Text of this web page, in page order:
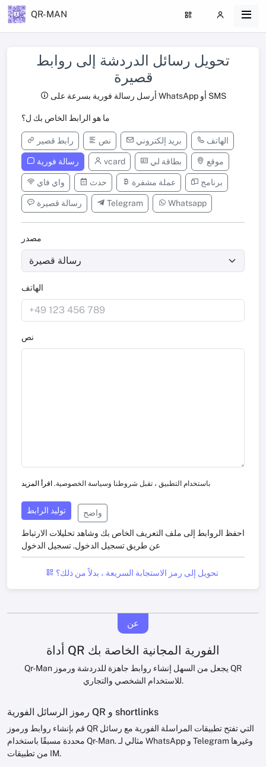
QR-MAN
تحويل رسائل الدردشة إلى روابط
قصيرة
أرسل رسالة فورية بسرعة على WhatsApp أو SMS
ما هو الرابط الخاص بك ل؟
رابط قصير نص بريد إلكتروني الهاتف
رسالة فورية vcard بطاقة لي موقع
واي فاي حدث عملة مشفرة برنامج
رسالة قصيرة Telegram Whatsapp
مصدر
الهاتف
نص
باستخدام التطبيق ، تقبل شروطنا وسياسة الخصوصية. اقرأ المزيد
توليد الرابط واضح
احفظ الروابط إلى ملف التعريف الخاص بك وشاهد تحليلات الارتباط
عن طريق تسجيل الدخول.تسجيل الدخول
تحويل إلى رمز الاستجابة السريعة ، بدلاً من ذلك؟
عن
أداة QR الفورية المجانية الخاصة بك
Qr-Man يجعل من السهل إنشاء روابط جاهزة للدردشة ورموز QR
للاستخدام الشخصي والتجاري.
رموز الرسائل الفورية QR و shortlinks
قم بإنشاء روابط ورموز QR التي تفتح تطبيقات المراسلة الفورية مع رسائل
محددة مسبقًا باستخدام Qr-Man. مثالي لـ WhatsApp و Telegram وغيرها
من تطبيقات IM.